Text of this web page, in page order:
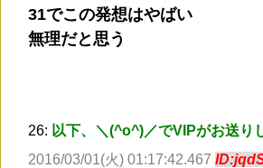
31でこの発想はやばい
無理だと思う
26: 以下、＼(^o^)／でVIPがお送り
2016/03/01(火) 01:17:42.467